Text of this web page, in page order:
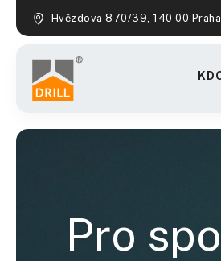
Hvězdova 870/39, 140 00
Pro